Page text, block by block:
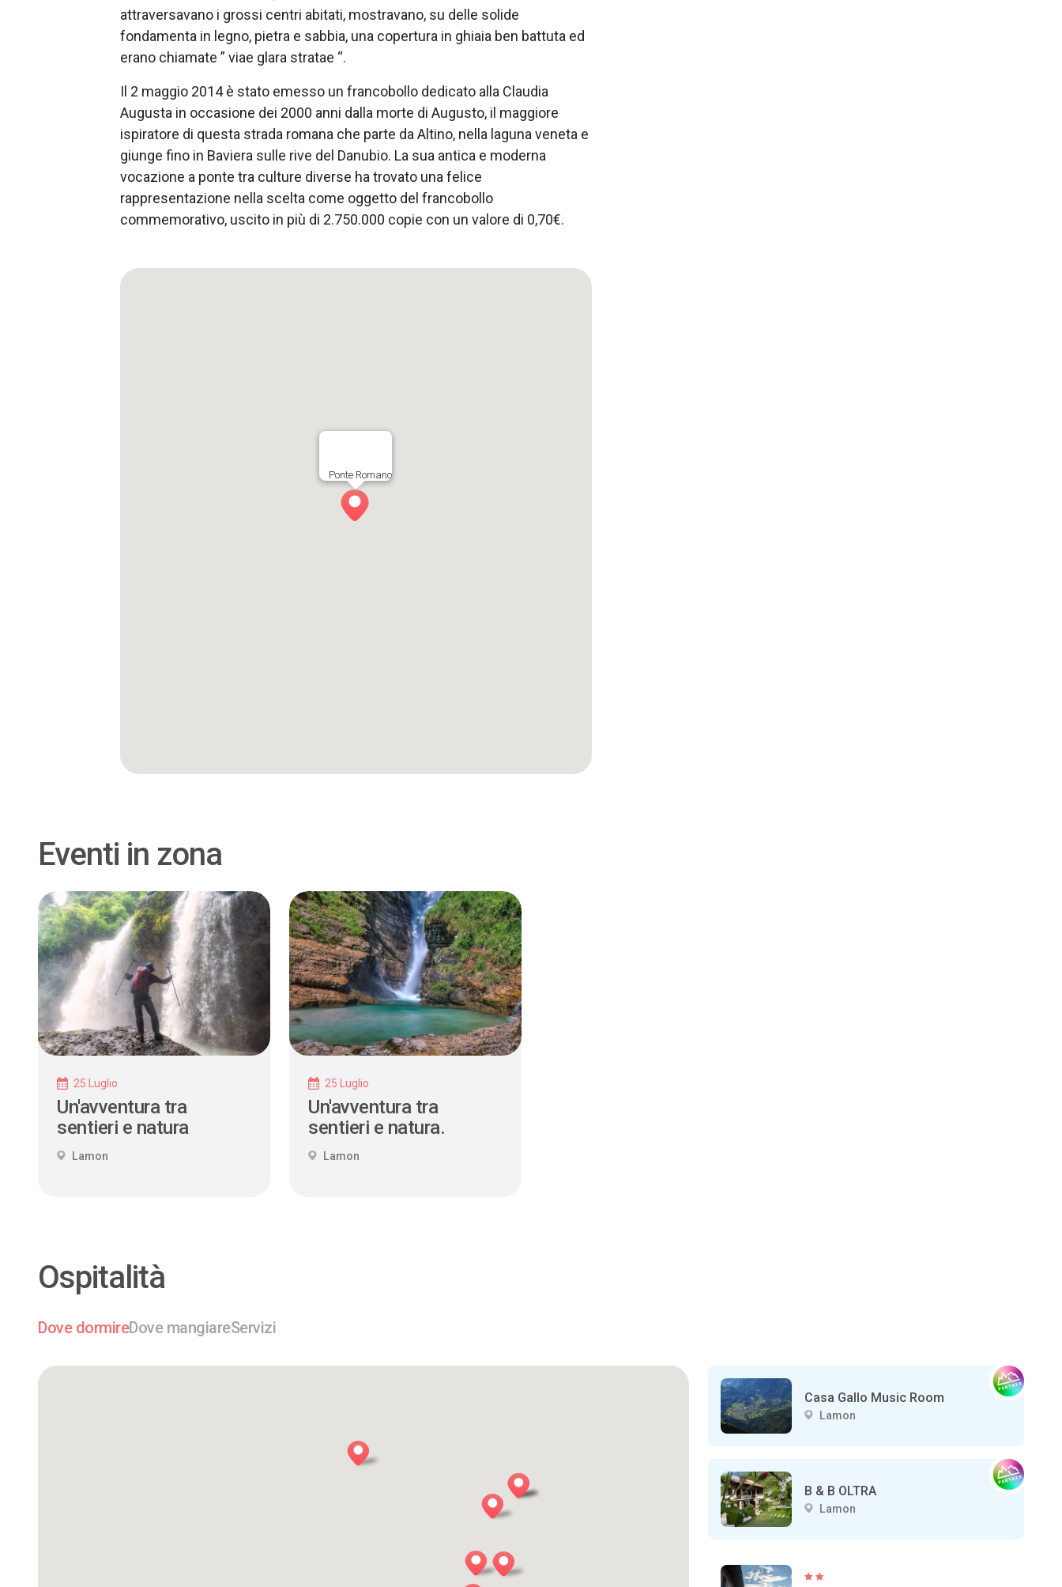
attraversavano i grossi centri abitati, mostravano, su delle solide
fondamenta in legno, pietra e sabbia, una copertura in ghiaia ben battuta ed
erano chiamate ” viae glara stratae “.
Il 2 maggio 2014 è stato emesso un francobollo dedicato alla Claudia
Augusta in occasione dei 2000 anni dalla morte di Augusto, il maggiore
ispiratore di questa strada romana che parte da Altino, nella laguna veneta e
giunge fino in Baviera sulle rive del Danubio. La sua antica e moderna
vocazione a ponte tra culture diverse ha trovato una felice
rappresentazione nella scelta come oggetto del francobollo
commemorativo, uscito in più di 2.750.000 copie con un valore di 0,70€.
Ponte Romano
Eventi in zona
25 Luglio
Un'avventura tra
sentieri e natura
Lamon
25 Luglio
Un'avventura tra
sentieri e natura.
Lamon
Ospitalità
Dove dormireDove mangiareServizi
Casa Gallo Music Room
Lamon
B & B OLTRA
Lamon